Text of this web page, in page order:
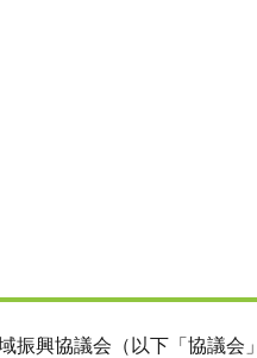
振興協議会（以下「協議会